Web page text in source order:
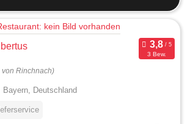
3 Bew.
von Rinchnach)
Bayern, Deutschland